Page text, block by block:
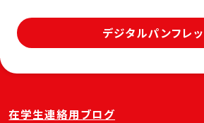
デジタルパンフレ
在学生連絡用ブログ